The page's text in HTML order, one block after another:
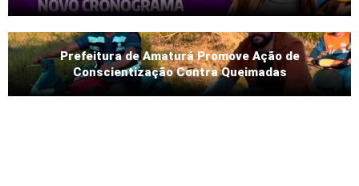
Prefeitura de Amaturá Promove Ação de
Conscientização Contra Queimadas